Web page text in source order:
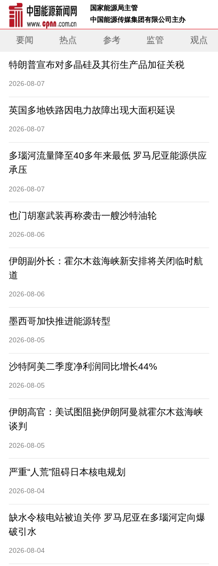
国家能源局主管
中国能源传媒集团有限公司主办
要闻 热点 参考 监管 观点
特朗普宣布对多晶硅及其衍生产品加征关税
2026-08-07
英国多地铁路因电力故障出现大面积延误
2026-08-07
多瑙河流量降至40多年来最低 罗马尼亚能源供应
承压
2026-08-07
也门胡塞武装再称袭击一艘沙特油轮
2026-08-06
伊朗副外长：霍尔木兹海峡新安排将关闭临时航
道
2026-08-06
墨西哥加快推进能源转型
2026-08-05
沙特阿美二季度净利润同比增长44%
2026-08-05
伊朗高官：美试图阻挠伊朗阿曼就霍尔木兹海峡
谈判
2026-08-05
严重“人荒”阻碍日本核电规划
2026-08-04
缺水令核电站被迫关停 罗马尼亚在多瑙河定向爆
破引水
2026-08-04